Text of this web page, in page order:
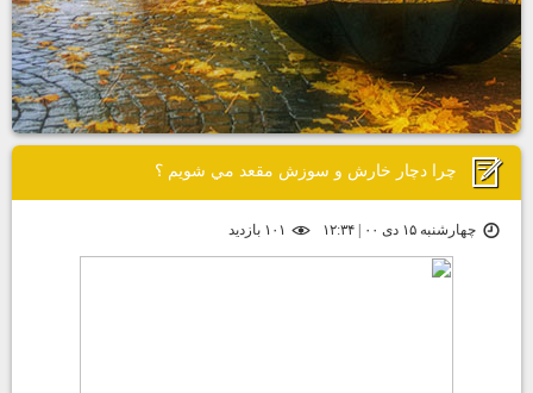
چرا دچار خارش و سوزش مقعد مي شويم ؟
چهارشنبه ۱۵ دی ۰۰ | ۱۲:۳۴